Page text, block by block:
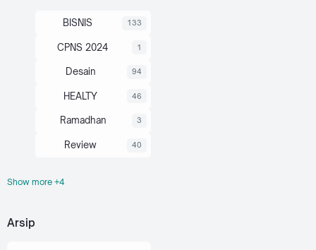
BISNIS 133
CPNS 2024 1
Desain 94
HEALTY 46
Ramadhan 3
Review 40
Souvernir
Show more +4
Arsip